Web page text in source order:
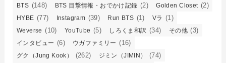
BTS (148) BTS 目撃情報・おでかけ記録 (2) Golden Closet (2)
HYBE (77) Instagram (39) Run BTS (1) Vラ (1)
Weverse (10) YouTube (5) しろくま和訳 (34) その他 (3)
インタビュー (6) ウガファミリー (16)
グク（Jung Kook） (262) ジミン（JIMIN） (74)